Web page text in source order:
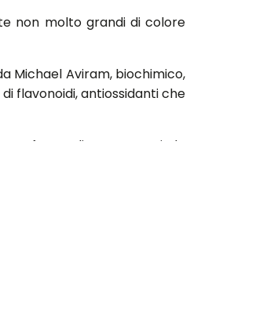
non molto grandi di colore
Michael Aviram, biochimico,
flavonoidi, antiossidanti che
di questa teoria le